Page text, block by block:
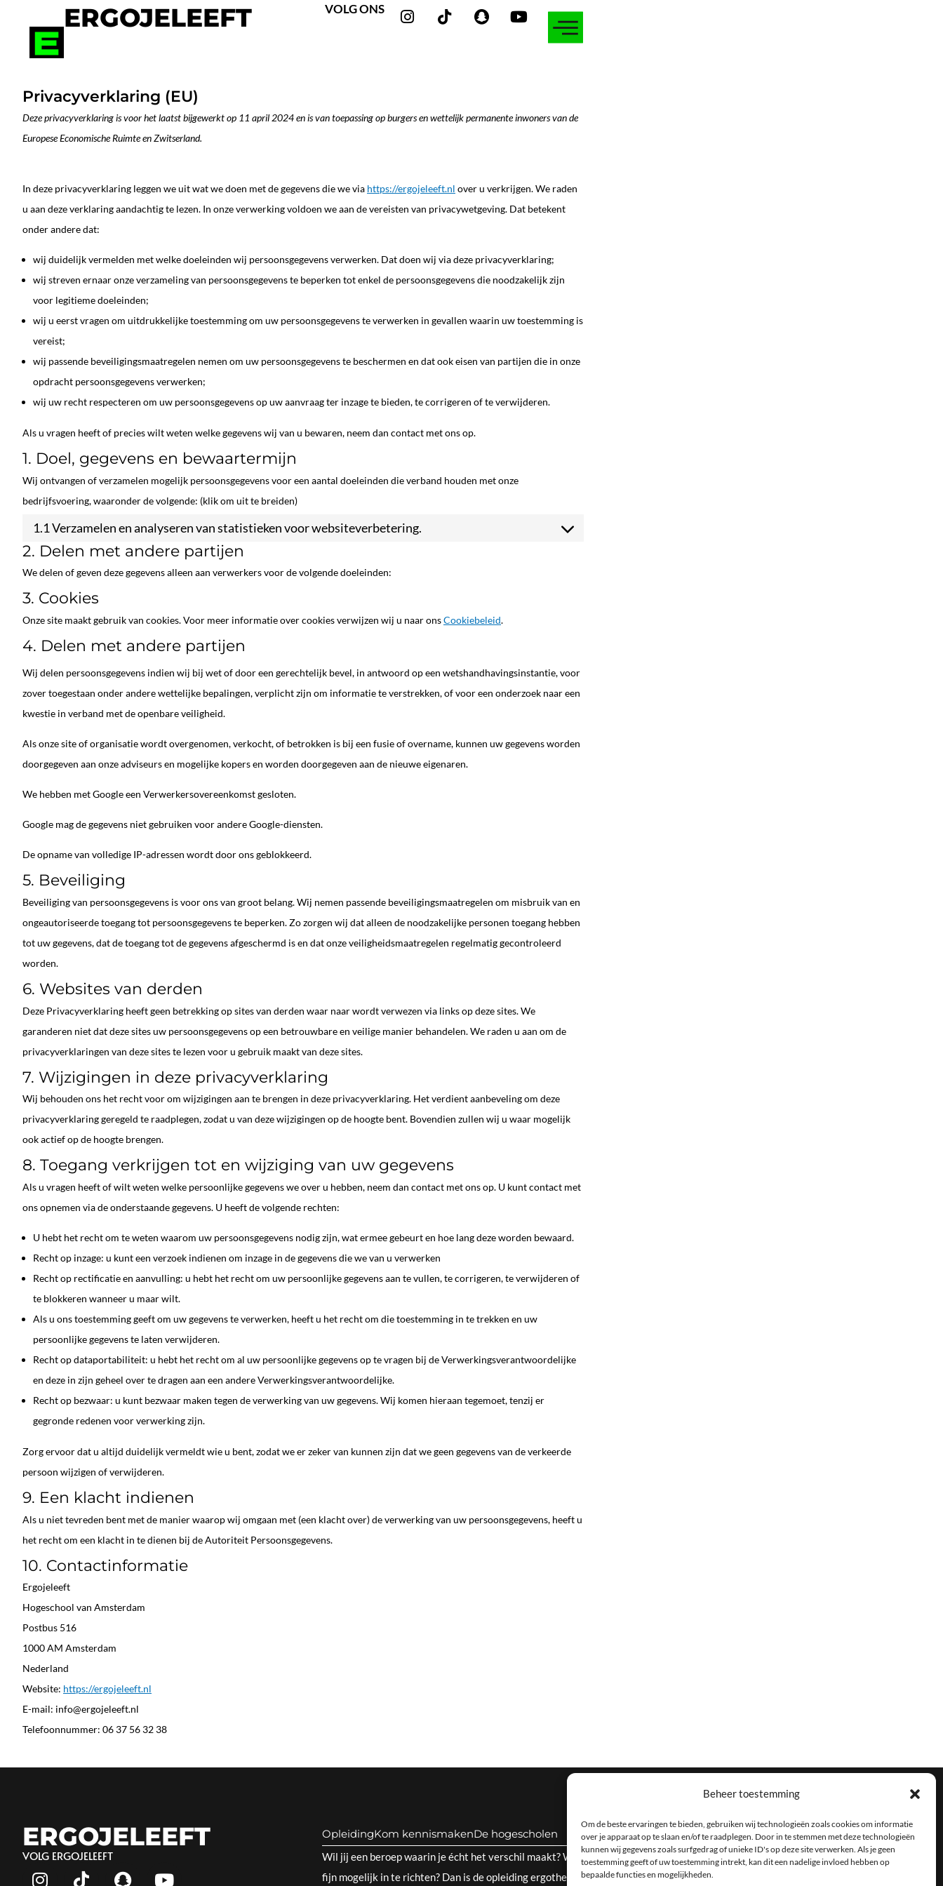
Beheer toestemming
Om de beste ervaringen te bieden, gebruiken wij technologieën zoals cookies om informatie
over je apparaat op te slaan en/of te raadplegen. Door in te stemmen met deze technologieën
kunnen wij gegevens zoals surfgedrag of unieke ID's op deze site verwerken. Als je geen
toestemming geeft of uw toestemming intrekt, kan dit een nadelige invloed hebben op
bepaalde functies en mogelijkheden.
ERGOJELEEFT VOLG ONS
I
n
a
T
i
S
n
t
Y
o
Privacyverklaring (EU)
Deze privacyverklaring is voor het laatst bijgewerkt op 11 april 2024 en is van toepassing op burgers en wettelijk permanente inwoners van de
Europese Economische Ruimte en Zwitserland.
In deze privacyverklaring leggen we uit wat we doen met de gegevens die we via https://ergojeleeft.nl over u verkrijgen. We raden
u aan deze verklaring aandachtig te lezen. In onze verwerking voldoen we aan de vereisten van privacywetgeving. Dat betekent
onder andere dat:
wij duidelijk vermelden met welke doeleinden wij persoonsgegevens verwerken. Dat doen wij via deze privacyverklaring;
wij streven ernaar onze verzameling van persoonsgegevens te beperken tot enkel de persoonsgegevens die noodzakelijk zijn
voor legitieme doeleinden;
wij u eerst vragen om uitdrukkelijke toestemming om uw persoonsgegevens te verwerken in gevallen waarin uw toestemming is
vereist;
wij passende beveiligingsmaatregelen nemen om uw persoonsgegevens te beschermen en dat ook eisen van partijen die in onze
opdracht persoonsgegevens verwerken;
wij uw recht respecteren om uw persoonsgegevens op uw aanvraag ter inzage te bieden, te corrigeren of te verwijderen.
Als u vragen heeft of precies wilt weten welke gegevens wij van u bewaren, neem dan contact met ons op.
1. Doel, gegevens en bewaartermijn
Wij ontvangen of verzamelen mogelijk persoonsgegevens voor een aantal doeleinden die verband houden met onze
bedrijfsvoering, waaronder de volgende: (klik om uit te breiden)
1.1 Verzamelen en analyseren van statistieken voor websiteverbetering.
2. Delen met andere partijen
We delen of geven deze gegevens alleen aan verwerkers voor de volgende doeleinden:
3. Cookies
Onze site maakt gebruik van cookies. Voor meer informatie over cookies verwijzen wij u naar onsCookiebeleid.
4. Delen met andere partijen
Wij delen persoonsgegevens indien wij bij wet of door een gerechtelijk bevel, in antwoord op een wetshandhavingsinstantie, voor
zover toegestaan onder andere wettelijke bepalingen, verplicht zijn om informatie te verstrekken, of voor een onderzoek naar een
kwestie in verband met de openbare veiligheid.
Als onze site of organisatie wordt overgenomen, verkocht, of betrokken is bij een fusie of overname, kunnen uw gegevens worden
doorgegeven aan onze adviseurs en mogelijke kopers en worden doorgegeven aan de nieuwe eigenaren.
We hebben met Google een Verwerkersovereenkomst gesloten.
Google mag de gegevens niet gebruiken voor andere Google-diensten.
De opname van volledige IP-adressen wordt door ons geblokkeerd.
5. Beveiliging
Beveiliging van persoonsgegevens is voor ons van groot belang. Wij nemen passende beveiligingsmaatregelen om misbruik van en
ongeautoriseerde toegang tot persoonsgegevens te beperken. Zo zorgen wij dat alleen de noodzakelijke personen toegang hebben
tot uw gegevens, dat de toegang tot de gegevens afgeschermd is en dat onze veiligheidsmaatregelen regelmatig gecontroleerd
worden.
6. Websites van derden
Deze Privacyverklaring heeft geen betrekking op sites van derden waar naar wordt verwezen via links op deze sites. We
garanderen niet dat deze sites uw persoonsgegevens op een betrouwbare en veilige manier behandelen. We raden u aan om de
privacyverklaringen van deze sites te lezen voor u gebruik maakt van deze sites.
7. Wijzigingen in deze privacyverklaring
Wij behouden ons het recht voor om wijzigingen aan te brengen in deze privacyverklaring. Het verdient aanbeveling om deze
privacyverklaring geregeld te raadplegen, zodat u van deze wijzigingen op de hoogte bent. Bovendien zullen wij u waar mogelijk
ook actief op de hoogte brengen.
8. Toegang verkrijgen tot en wijziging van uw gegevens
Als u vragen heeft of wilt weten welke persoonlijke gegevens we over u hebben, neem dan contact met ons op. U kunt contact met
ons opnemen via de onderstaande gegevens. U heeft de volgende rechten:
U hebt het recht om te weten waarom uw persoonsgegevens nodig zijn, wat ermee gebeurt en hoe lang deze worden bewaard.
Recht op inzage: u kunt een verzoek indienen om inzage in de gegevens die we van u verwerken
Recht op rectificatie en aanvulling: u hebt het recht om uw persoonlijke gegevens aan te vullen, te corrigeren, te verwijderen of
te blokkeren wanneer u maar wilt.
Als u ons toestemming geeft om uw gegevens te verwerken, heeft u het recht om die toestemming in te trekken en uw
persoonlijke gegevens te laten verwijderen.
Recht op dataportabiliteit: u hebt het recht om al uw persoonlijke gegevens op te vragen bij de Verwerkingsverantwoordelijke
en deze in zijn geheel over te dragen aan een andere Verwerkingsverantwoordelijke.
Recht op bezwaar: u kunt bezwaar maken tegen de verwerking van uw gegevens. Wij komen hieraan tegemoet, tenzij er
gegronde redenen voor verwerking zijn.
Zorg ervoor dat u altijd duidelijk vermeldt wie u bent, zodat we er zeker van kunnen zijn dat we geen gegevens van de verkeerde
persoon wijzigen of verwijderen.
9. Een klacht indienen
Als u niet tevreden bent met de manier waarop wij omgaan met (een klacht over) de verwerking van uw persoonsgegevens, heeft u
het recht om een klacht in te dienen bij de Autoriteit Persoonsgegevens.
10. Contactinformatie
Ergojeleeft
Hogeschool van Amsterdam
Postbus 516
1000 AM Amsterdam
Nederland
Website: https://ergojeleeft.nl
E-mail: info@ergojeleeft.nl
Telefoonnummer: 06 37 56 32 38
ERGOJELEEFT
VOLG ERGOJELEEFT
I
T
S
Y
OpleidingKom kennismakenDe hogescholen
Wil jij een beroep waarin je écht het verschil maakt? Waarbij je mensen helpt om ondanks beperkingen hun leven zo zelfstandig en
fijn mogelijk in te richten? Dan is de opleiding ergotherapie de perfecte keuze voor jou!